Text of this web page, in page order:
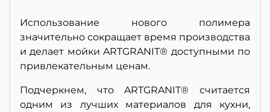
Использование нового полимера
значительно сокращает время производства
и делает мойки ARTGRANIT® доступными по
привлекательным ценам.
Подчеркнем, что ARTGRANIT® считается
одним из лучших материалов для кухни,